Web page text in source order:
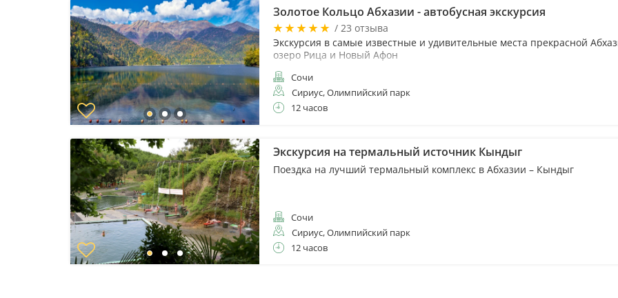
Золотое Кольцо Абхазии - автобусная экскурсия
/ 23 отзыва
Экскурсия в самые известные и удивительные места прекрасной
озеро Рица и Новый Афон
Сочи
Сириус, Олимпийский парк
12 часов
Экскурсия на термальный источник Кындыг
Поездка на лучший термальный комплекс в Абхазии – Кындыг
Сочи
Сириус, Олимпийский парк
12 часов